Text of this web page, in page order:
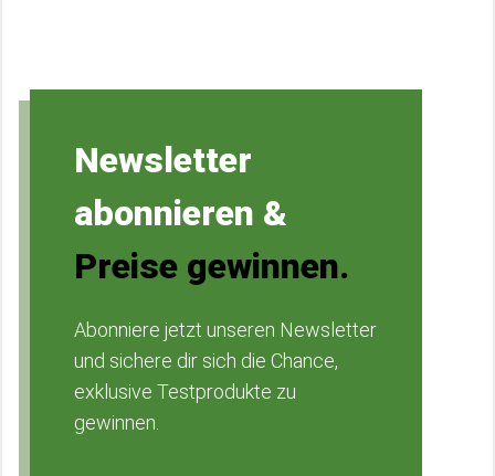
Newsletter
abonnieren &
Preise gewinnen.
Abonniere jetzt unseren Newsletter
und sichere dir sich die Chance,
exklusive Testprodukte zu
gewinnen.